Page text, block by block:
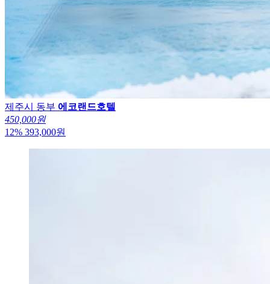
제주시 동부 에코랜드호텔
450,000원
12% 393,000원